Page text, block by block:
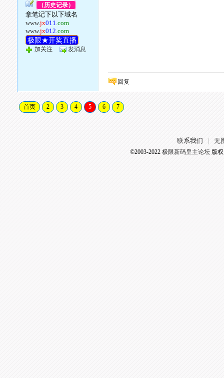
（历史记录）
拿笔记下以下域名
www.jx011.com
www.jx012.com
极限★开奖直播
加关注 发消息
回复
首页 2 3 4 5 6 7
联系我们 无
©2003-2022 极限新码皇主论坛版权